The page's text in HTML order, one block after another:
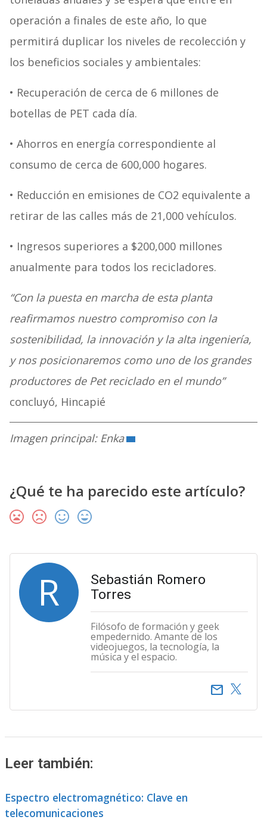
operación a finales de este año, lo que
permitirá duplicar los niveles de recolección y
los beneficios sociales y ambientales:
• Recuperación de cerca de 6 millones de
botellas de PET cada día.
• Ahorros en energía correspondiente al
consumo de cerca de 600,000 hogares.
• Reducción en emisiones de CO2 equivalente a
retirar de las calles más de 21,000 vehículos.
• Ingresos superiores a $200,000 millones
anualmente para todos los recicladores.
“Con la puesta en marcha de esta planta
reafirmamos nuestro compromiso con la
sostenibilidad, la innovación y la alta ingeniería,
y nos posicionaremos como uno de los grandes
productores de Pet reciclado en el mundo”
concluyó, Hincapié
Imagen principal: Enka
¿Qué te ha parecido este artículo?
R
Sebastián Romero
Torres
Filósofo de formación y geek
empedernido. Amante de los
videojuegos, la tecnología, la
música y el espacio.
email
Leer también:
Espectro electromagnético: Clave en
telecomunicaciones